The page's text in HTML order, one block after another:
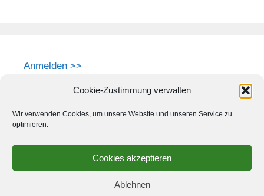
Cookie-Zustimmung verwalten
Wir verwenden Cookies, um unsere Website und unseren Service zu
optimieren.
Cookies akzeptieren
Ablehnen
Anmelden >>